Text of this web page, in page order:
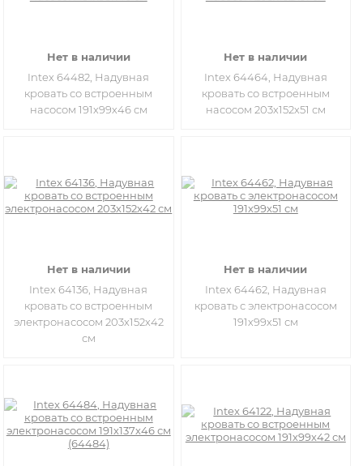
Нет в наличии
Intex 64482, Надувная
кровать со встроенным
насосом 191х99х46 см
Нет в наличии
Intex 64464, Надувная
кровать со встроенным
насосом 203х152х51 см
Нет в наличии
Intex 64136, Надувная
кровать со встроенным
электронасосом 203х152х42
см
Нет в наличии
Intex 64462, Надувная
кровать с электронасосом
191х99х51 см